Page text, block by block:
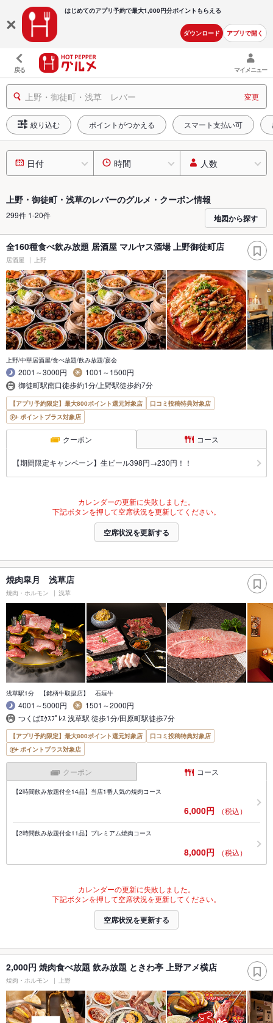
はじめてのアプリ予約で最大1,000円分ポイントもらえる
ダウンロード アプリで開く
戻る マイメニュー
上野・御徒町・浅草 レバー 変更
絞り込む ポイントがつかえる スマート支払い可
日付 時間 人数
上野・御徒町・浅草のレバーのグルメ・クーポン情報
299件 1-20件 地図から探す
全160種食べ飲み放題 居酒屋 マルヤス酒場 上野御徒町店
居酒屋 上野
上野/中華居酒屋/食べ放題/飲み放題/宴会
2001～3000円
1001～1500円
御徒町駅南口徒歩約1分/上野駅徒歩約7分
【アプリ予約限定】最大800ポイント還元対象店
口コミ投稿特典対象店
ポイントプラス対象店
クーポン コース
【期間限定キャンペーン】生ビール398円→230円！！
カレンダーの更新に失敗しました。
下記ボタンを押して空席状況を更新してください。
空席状況を更新する
焼肉皐月 浅草店
焼肉・ホルモン 浅草
浅草駅1分 【銘柄牛取扱店】 石垣牛
4001～5000円
1501～2000円
つくばｴｸｽﾌﾟﾚｽ 浅草駅 徒歩1分/田原町駅徒歩7分
【アプリ予約限定】最大800ポイント還元対象店
口コミ投稿特典対象店
ポイントプラス対象店
クーポン コース
【2時間飲み放題付全14品】当店1番人気の焼肉コース
6,000円 （税込）
【2時間飲み放題付全11品】プレミアム焼肉コース
8,000円 （税込）
カレンダーの更新に失敗しました。
下記ボタンを押して空席状況を更新してください。
空席状況を更新する
2,000円 焼肉食べ放題 飲み放題 ときわ亭 上野アメ横店
焼肉・ホルモン 上野